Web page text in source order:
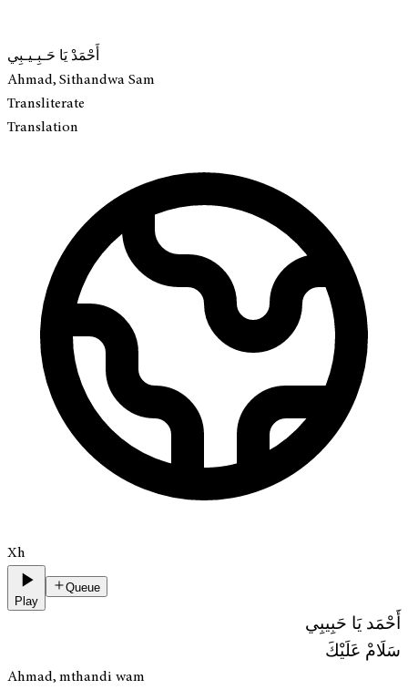
أَحْمَدْ يَا حَـبِـيـبِي
Ahmad, Sithandwa Sam
Transliterate
Translation
Xh
Play
Queue
أَحْمَد يَا حَبِيبِي
سَلَامْ عَلَيْكَ
Ahmad, mthandi wam